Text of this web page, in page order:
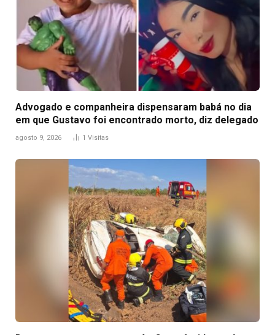
Advogado e companheira dispensaram babá no dia
em que Gustavo foi encontrado morto, diz delegado
agosto 9, 2026 1 Visitas